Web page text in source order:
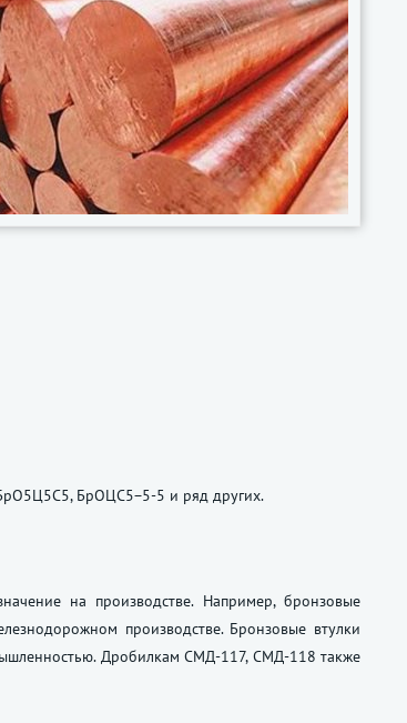
БрОЦС5−5-5 и ряд других.
на производстве. Например, бронзовые
производстве. Бронзовые втулки
Дробилкам СМД-117, СМД-118 также